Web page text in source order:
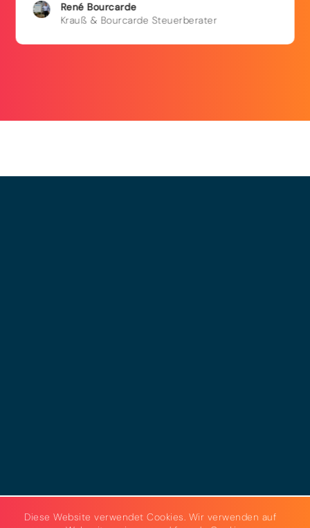
René Bourcarde
Krauß & Bourcarde Steuerberater
Diese Website verwendet Cookies. Wir verwenden auf